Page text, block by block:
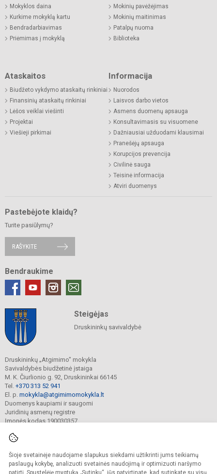
Šioje svetainėje naudojame slapukus siekdami užtikrinti jums teikiamų
paslaugų kokybę, analizuoti svetainės naudojimą ir optimizuoti naršymo
patirtį. Spustelėję mygtuką „Sutinku“, jūs patvirtinate, kad sutinkate su visų
Mokyklos daina
Kurkime mokyklą kartu
Bendradarbiavimas
Priėmimas į mokyklą
Mokinių pavėžėjimas
Mokinių maitinimas
Patalpų nuoma
Biblioteka
Ataskaitos
Biudžeto vykdymo ataskaitų rinkiniai
Finansinių ataskaitų rinkiniai
Lėšos veiklai viešinti
Projektai
Viešieji pirkimai
Informacija
Nuorodos
Laisvos darbo vietos
Asmens duomenų apsauga
Konsultavimasis su visuomene
Dažniausiai užduodami klausimai
Pranešėjų apsauga
Korupcijos prevencija
Civilinė sauga
Teisinė informacija
Atviri duomenys
Pastebėjote klaidų?
Turite pasiūlymų?
RAŠYKITE
Bendraukime
Steigėjas
Druskininkų savivaldybė
Druskininkų „Atgimimo" mokykla
Savivaldybės biudžetinė įstaiga
M. K. Čiurlionio g. 92, Druskininkai 66145
Tel. +370 313 52 941
El. p. mokykla@atgimimomokykla.lt
Duomenys kaupiami ir saugomi
Juridinių asmenų registre
Įmonės kodas 190030357
© 2026. Druskininkų Atgimimo mokykla. Visos teisės saugomos.
Kopijuoti turinį be raštiško įstaigos administracijos sutikimo griežtai draudžiama.